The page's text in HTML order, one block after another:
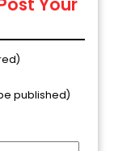
published)